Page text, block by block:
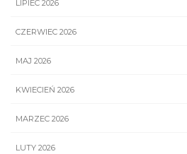
LIPIEC 2026
CZERWIEC 2026
MAJ 2026
KWIECIEŃ 2026
MARZEC 2026
LUTY 2026